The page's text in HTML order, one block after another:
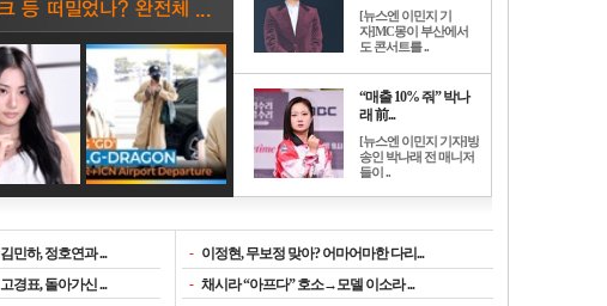
[뉴스엔 이민지 기
자]MC몽이 부산에서
도 콘서트를 ..
“매출 10% 줘” 박나
래 前...
[뉴스엔 이민지 기자]방
송인 박나래 전 매니저
들이 ..
김민하, 정호연과 ...
고경표, 돌아가신 ...
- 이정현, 무보정 맞아? 어마어마한 다리...
- 채시라 “아프다” 호소→모델 이소라 ...